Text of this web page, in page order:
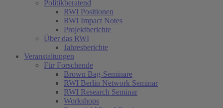
Politikberatend
RWI Positionen
RWI Impact Notes
Projektberichte
Über das RWI
Jahresberichte
Veranstaltungen
Für Forschende
Brown Bag-Seminare
RWI Berlin Network Seminar
RWI Research Seminar
Workshops